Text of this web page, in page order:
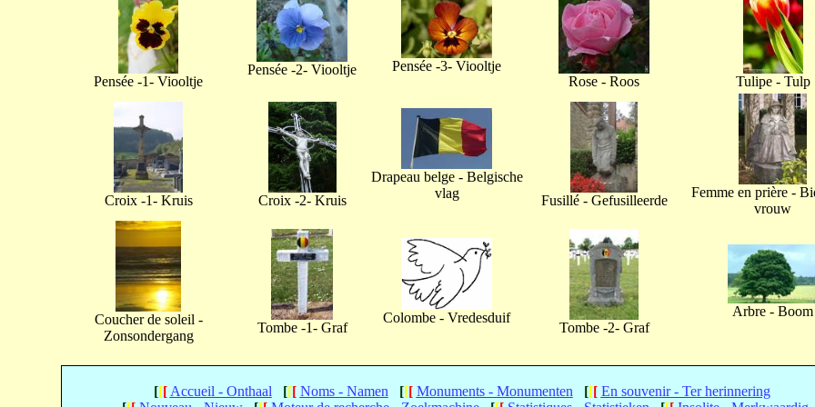
Pensée -1- Viooltje
Pensée -2- Viooltje
Pensée -3- Viooltje
Rose - Roos
Tulipe - Tulp
Croix -1- Kruis Croix -2- Kruis
Drapeau belge - Belgische
vlag
Fusillé - Gefusilleerde
Femme en prière -
vrouw
Coucher de soleil -
Zonsondergang
Tombe -1- Graf
Colombe - Vredesduif
Tombe -2- Graf
Arbre - Boom
[[[ Accueil - Onthaal [[[ Noms - Namen [[[ Monuments - Monumenten [[[ En souvenir - Ter herinnering